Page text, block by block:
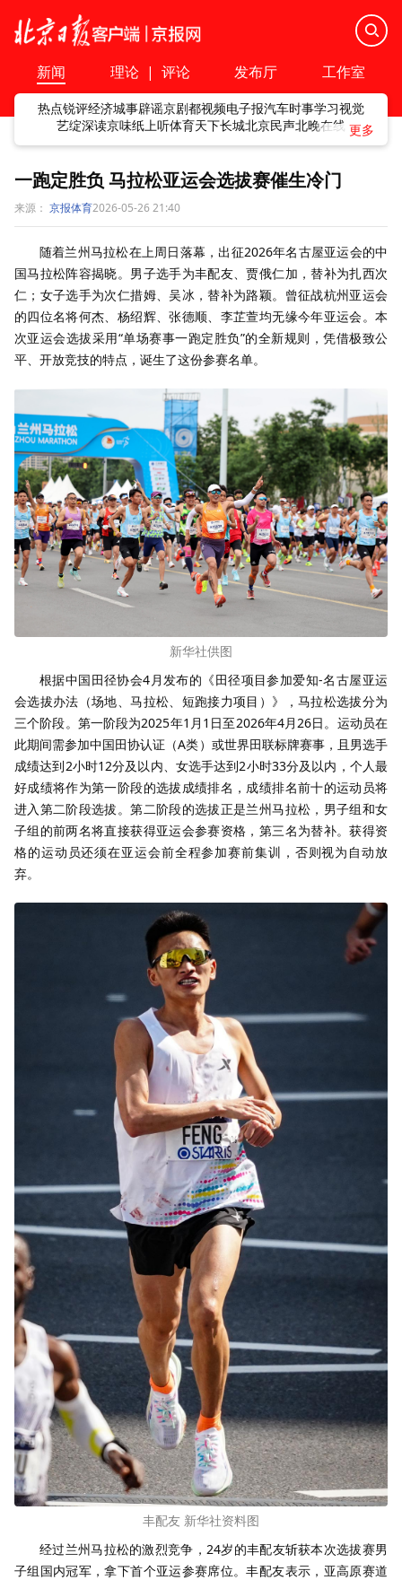
新闻 理论 | 评论 发布厅 工作室
热点锐评经济城事辟谣京剧都视频电子报汽车时事学习视觉
艺绽深读京味纸上听体育天下长城北京民声北晚在线
一跑定胜负 马拉松亚运会选拔赛催生冷门
来源： 京报体育2026-05-26 21:40
随着兰州马拉松在上周日落幕，出征2026年名古屋亚运会的中
国马拉松阵容揭晓。男子选手为丰配友、贾俄仁加，替补为扎西次
仁；女子选手为次仁措姆、吴冰，替补为路颖。曾征战杭州亚运会
的四位名将何杰、杨绍辉、张德顺、李芷萱均无缘今年亚运会。本
次亚运会选拔采用“单场赛事一跑定胜负”的全新规则，凭借极致公
平、开放竞技的特点，诞生了这份参赛名单。
新华社供图
根据中国田径协会4月发布的《田径项目参加爱知-名古屋亚运
会选拔办法（场地、马拉松、短跑接力项目）》，马拉松选拔分为
三个阶段。第一阶段为2025年1月1日至2026年4月26日。运动员在
此期间需参加中国田协认证（A类）或世界田联标牌赛事，且男选手
成绩达到2小时12分及以内、女选手达到2小时33分及以内，个人最
好成绩将作为第一阶段的选拔成绩排名，成绩排名前十的运动员将
进入第二阶段选拔。第二阶段的选拔正是兰州马拉松，男子组和女
子组的前两名将直接获得亚运会参赛资格，第三名为替补。获得资
格的运动员还须在亚运会前全程参加赛前集训，否则视为自动放
弃。
丰配友 新华社资料图
经过兰州马拉松的激烈竞争，24岁的丰配友斩获本次选拔赛男
子组国内冠军，拿下首个亚运参赛席位。丰配友表示 ，亚高原赛道